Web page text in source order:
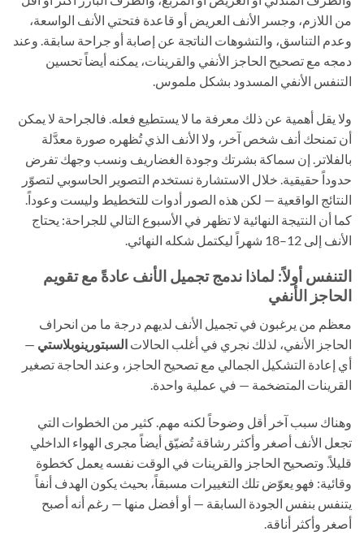
من اللازم، وجسر الأنف العريض أو قاعدة فتحتي الأنف الواسعة،
وعدم التناسق، والتشوهات الناتجة عن إصابة أو جراحة سابقة. وعند
دمجه مع تصحيح الحاجز الأنفي والقرينات، يمكنه أيضاً تحسين
التنفس الأنفي المسدود بشكل ملموس.
ولا يقل أهمية عن ذلك معرفة ما لا يستطيع فعله. فالجراحة لا يمكن
أن تمنحك أنف شخص آخر، ولا الأنف الذي تُظهره صورة معدَّلة
بالفلاتر. إن سماكة بشرتك وجودة الغضاريف ونسب وجهك تفرض
حدوداً حقيقية. خلال الاستشارة نستخدم التصوير الحاسوبي لتصوّر
النتائج الواقعية — لكن هذه الصور أدوات للتخطيط وليست وعوداً.
كما أن النتيجة النهائية لا تظهر في الأسبوع التالي للجراحة: يحتاج
الأنف إلى 12–18 شهراً ليكتمل شكله النهائي.
التنفس أولاً: لماذا ندمج تجميل الأنف عادةً مع تقويم
الحاجز الأنفي
معظم من يرغبون في تجميل الأنف لديهم درجة ما من انحراف
الحاجز الأنفي، لذلك نجري في أغلب الحالات السبتورينوبلاستي —
أي إعادة التشكيل الجمالي مع تصحيح الحاجز، وعند الحاجة تصغير
القرينات المتضخمة — في عملية واحدة.
وهناك سبب آخر أقل وضوحاً لكنه مهم. كثير من الخطوات التي
تجعل الأنف أصغر وأكثر رشاقة تُضيّق أيضاً مجرى الهواء الداخلي
قليلاً. وتصحيح الحاجز والقرينات في الوقت نفسه يعمل كخطوة
وقائية: فهو يعوّض تلك التغييرات مسبقاً، بحيث يكون الهدف أنفاً
يتنفس بنفس الجودة السابقة — أو أفضل منها — رغم أنه أصبح
أصغر وأكثر أناقة.